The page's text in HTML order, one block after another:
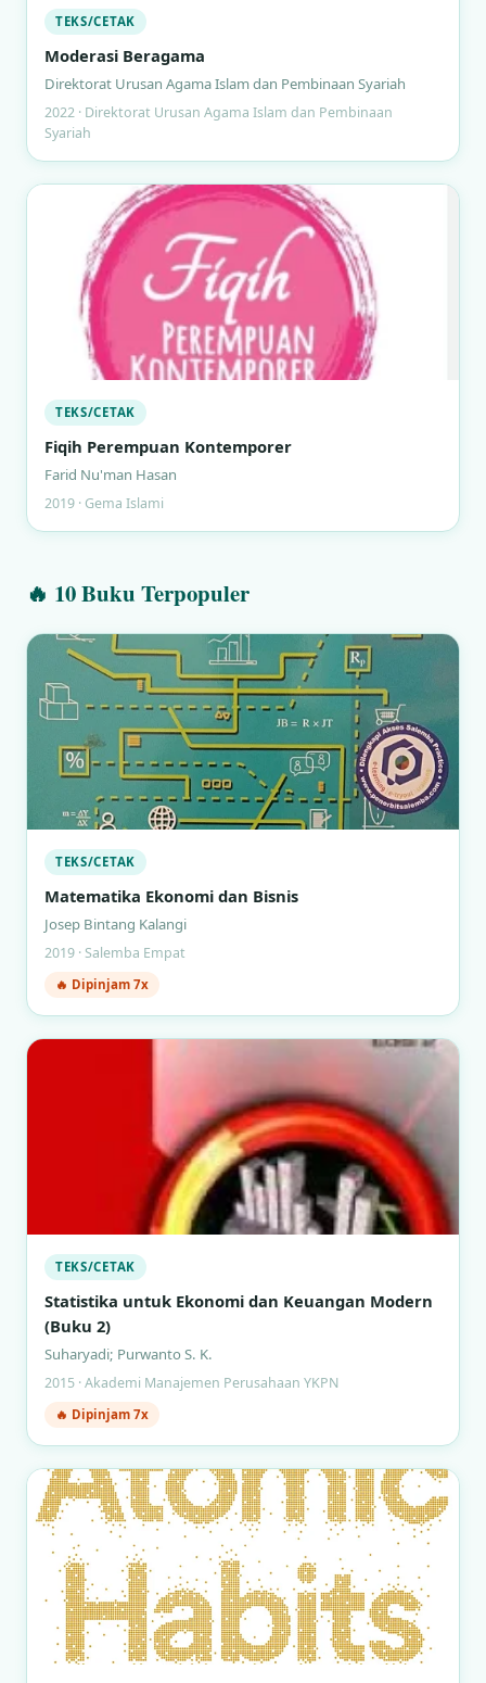
TEKS/CETAK
Moderasi Beragama
Direktorat Urusan Agama Islam dan Pembinaan Syariah
2022 · Direktorat Urusan Agama Islam dan Pembinaan
Syariah
TEKS/CETAK
Fiqih Perempuan Kontemporer
Farid Nu'man Hasan
2019 · Gema Islami
🔥 10 Buku Terpopuler
TEKS/CETAK
Matematika Ekonomi dan Bisnis
Josep Bintang Kalangi
2019 · Salemba Empat
🔥 Dipinjam 7x
TEKS/CETAK
Statistika untuk Ekonomi dan Keuangan Modern
(Buku 2)
Suharyadi; Purwanto S. K.
2015 · Akademi Manajemen Perusahaan YKPN
🔥 Dipinjam 7x